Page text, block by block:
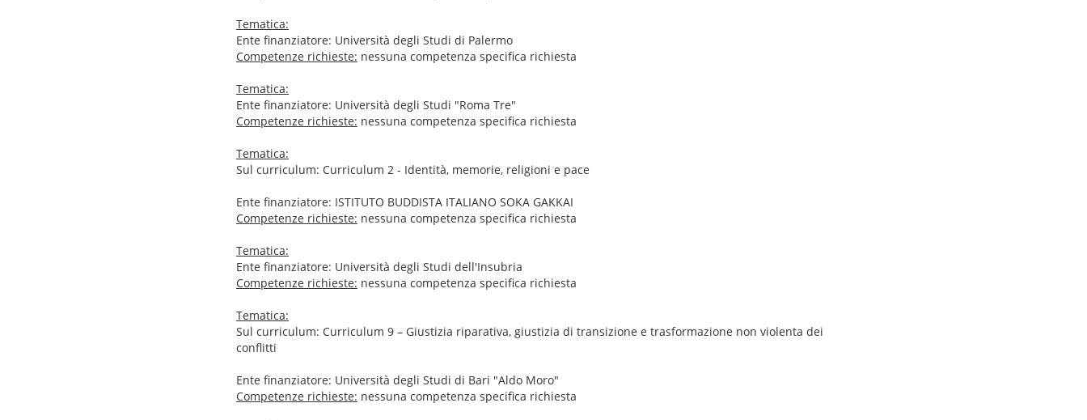
Tematica:
Ente finanziatore: Università degli Studi di Palermo
Competenze richieste: nessuna competenza specifica richiesta
Tematica:
Ente finanziatore: Università degli Studi "Roma Tre"
Competenze richieste: nessuna competenza specifica richiesta
Tematica:
Sul curriculum: Curriculum 2 - Identità, memorie, religioni e pace
Ente finanziatore: ISTITUTO BUDDISTA ITALIANO SOKA GAKKAI
Competenze richieste: nessuna competenza specifica richiesta
Tematica:
Ente finanziatore: Università degli Studi dell'Insubria
Competenze richieste: nessuna competenza specifica richiesta
Tematica:
Sul curriculum: Curriculum 9 – Giustizia riparativa, giustizia di transizione e trasformazione non violenta dei
conflitti
Ente finanziatore: Università degli Studi di Bari "Aldo Moro"
Competenze richieste: nessuna competenza specifica richiesta